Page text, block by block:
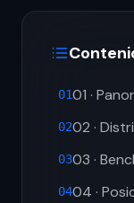
0101 ·
0202 ·
0303 ·
0404 ·